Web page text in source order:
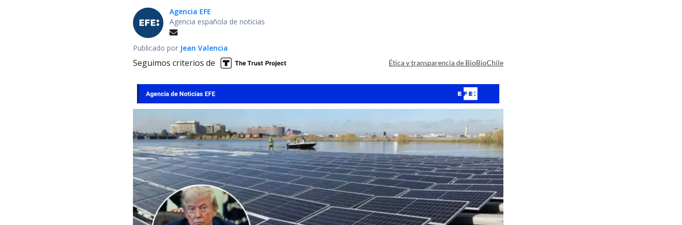
Agencia EFE
Agencia española de noticias
Publicado por Jean Valencia
Seguimos criterios de Ética y transparencia de BioBioChile